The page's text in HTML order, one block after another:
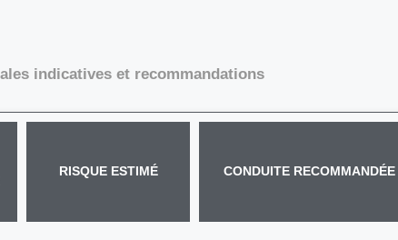
indicatives et recommandations
RISQUE ESTIMÉ CONDUITE RECOMMANDÉE